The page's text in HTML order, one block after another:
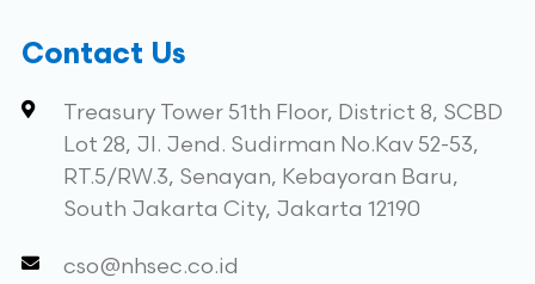
Contact Us
Treasury Tower 51th Floor, District 8, SCBD
Lot 28, Jl. Jend. Sudirman No.Kav 52-53,
RT.5/RW.3, Senayan, Kebayoran Baru,
South Jakarta City, Jakarta 12190
cso@nhsec.co.id